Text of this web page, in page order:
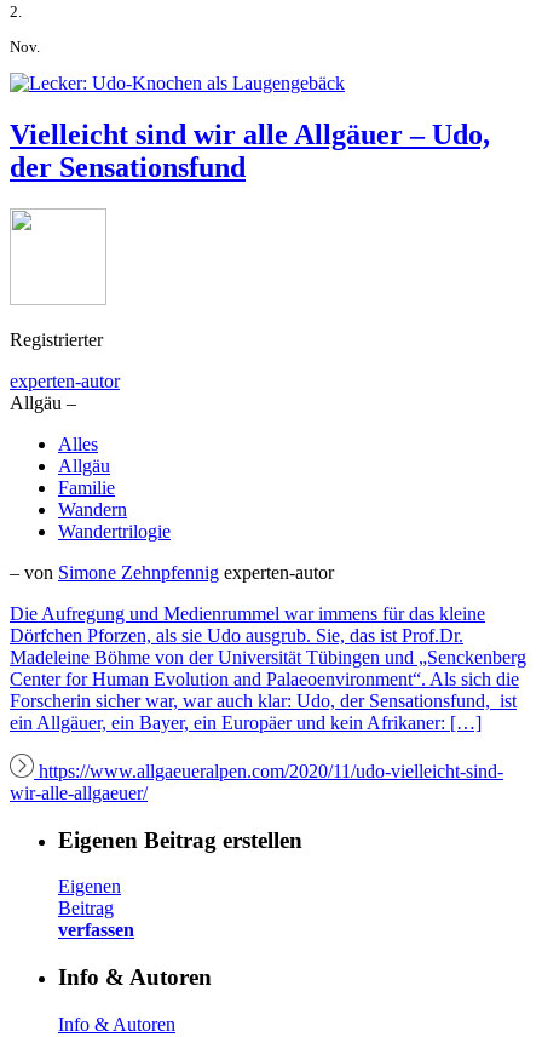
2.
Nov.
Vielleicht sind wir alle Allgäuer – Udo,
der Sensationsfund
Registrierter
experten-autor
Allgäu –
Alles
Allgäu
Familie
Wandern
Wandertrilogie
– von Simone Zehnpfennig experten-autor
Die Aufregung und Medienrummel war immens für das kleine
Dörfchen Pforzen, als sie Udo ausgrub. Sie, das ist Prof.Dr.
Madeleine Böhme von der Universität Tübingen und „Senckenberg
Center for Human Evolution and Palaeoenvironment“. Als sich die
Forscherin sicher war, war auch klar: Udo, der Sensationsfund, ist
ein Allgäuer, ein Bayer, ein Europäer und kein Afrikaner: […]
https://www.allgaeueralpen.com/2020/11/udo-vielleicht-sind-
wir-alle-allgaeuer/
Eigenen Beitrag erstellen
Eigenen
Beitrag
verfassen
Info & Autoren
Info & Autoren